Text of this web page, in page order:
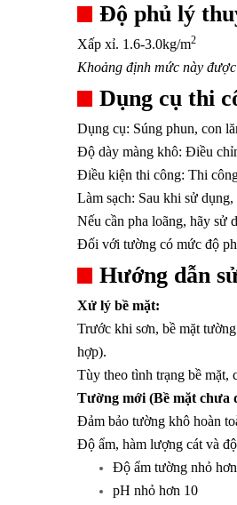
Độ phủ lý
Xấp xỉ. 1.6-3.0kg/m2
Khoảng định mức này
Dụng cụ thi
Dụng cụ: Súng phun, con
Độ dày màng khô: Điều
Điều kiện thi công: Thi
Làm sạch: Sau khi sử
Nếu cần pha loãng, hãy sử
Đối với tường có mức độ
Hướng dẫn
Xử lý bề mặt:
Trước khi sơn, bề mặt
hợp).
Tùy theo tình trạng bề mặt,
Tường mới (Bề mặt chưa
Đảm bảo tường khô hoàn
Độ ẩm, hàm lượng cát và
Độ ẩm tường nhỏ
pH nhỏ hơn 10